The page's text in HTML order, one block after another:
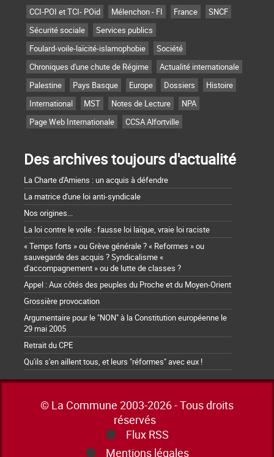
CCI-POI et TCI- POid
Mélenchon - FI France
SNCF
Sécurité sociale
Services publics
Foulard-voile-laïcité-islamophobie
Société
Chroniques d'une chute de Régime
Actualité internationale
Palestine
Pays Basque Europe Dossiers
Histoire
International
MST Notes de Lecture
NPA
Page Web Internationale
CCSA Alfortville
Des archives toujours d'actualité
La Charte d'Amiens : un acquis à défendre
La matrice d'une loi anti-syndicale
Nos origines...
La loi contre le voile : fausse loi laïque, vraie loi raciste
« Temps forts » ou Grève générale ? « Reformes » ou
sauvegarde des acquis ? Syndicalisme «
d'accompagnement » ou de lutte de classes ?
Appel : Aux côtés des peuples du Proche et du Moyen-Orient
Grossière provocation
Argumentaire pour le "NON" à la Constitution européenne le
29 mai 2005
Retrait du CPE
Qu'ils s'en aillent tous, et leurs "réformes" avec eux !
© La Commune 2003-2026 - Tous droits
réservés
Flux RSS
Mentions légales